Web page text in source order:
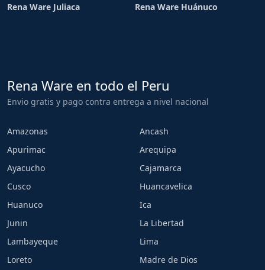
Rena Ware Juliaca Rena Ware Huánuco
Rena Ware en todo el Peru
Envio gratis y pago contra entrega a nivel nacional
Amazonas
Ancash
Apurimac
Arequipa
Ayacucho
Cajamarca
Cusco
Huancavelica
Huanuco
Ica
Junin
La Libertad
Lambayeque
Lima
Loreto
Madre de Dios